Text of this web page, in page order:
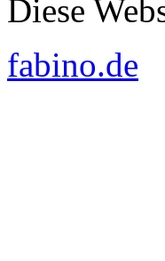
Diese
fabino.de